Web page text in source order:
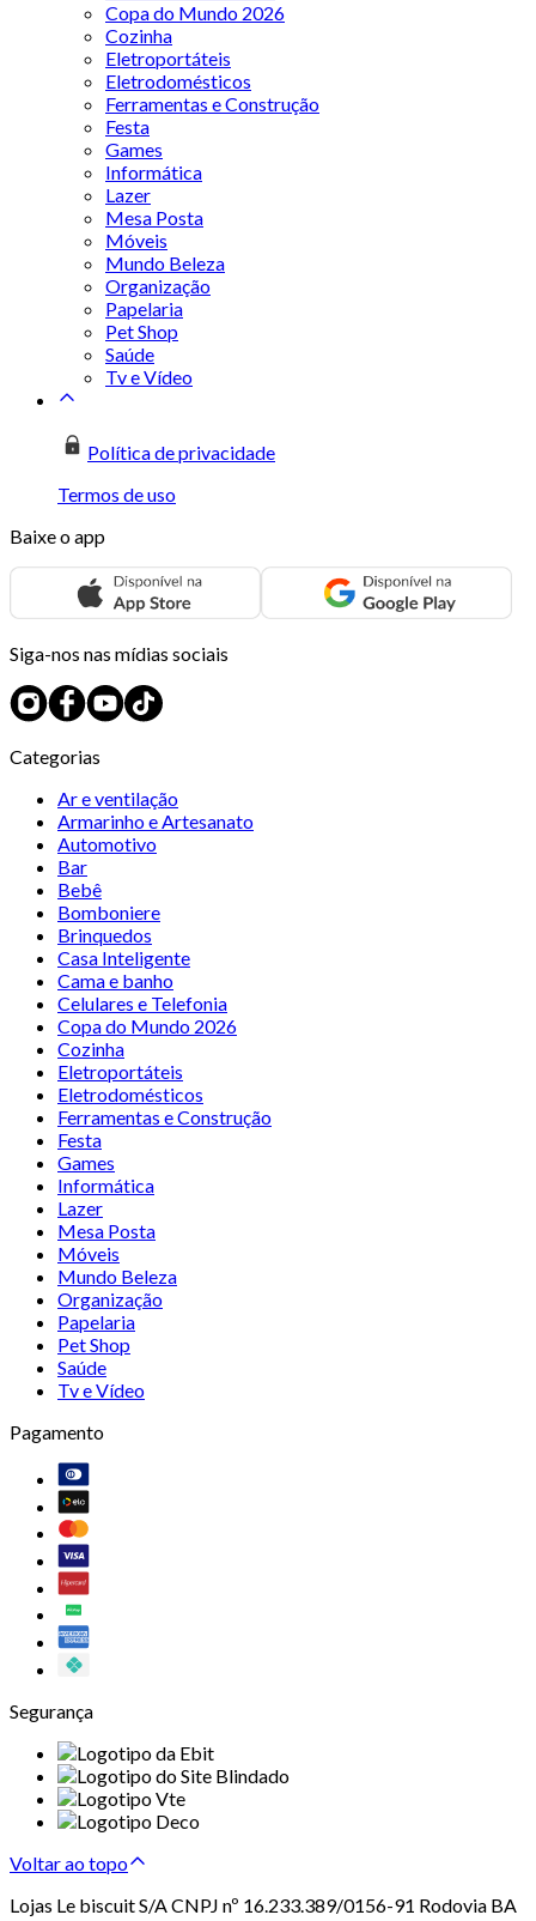
Copa do Mundo 2026
Cozinha
Eletroportáteis
Eletrodomésticos
Ferramentas e Construção
Festa
Games
Informática
Lazer
Mesa Posta
Móveis
Mundo Beleza
Organização
Papelaria
Pet Shop
Saúde
Tv e Vídeo
Política de privacidade
Termos de uso
Baixe o app
Siga-nos nas mídias sociais
Categorias
Ar e ventilação
Armarinho e Artesanato
Automotivo
Bar
Bebê
Bomboniere
Brinquedos
Casa Inteligente
Cama e banho
Celulares e Telefonia
Copa do Mundo 2026
Cozinha
Eletroportáteis
Eletrodomésticos
Ferramentas e Construção
Festa
Games
Informática
Lazer
Mesa Posta
Móveis
Mundo Beleza
Organização
Papelaria
Pet Shop
Saúde
Tv e Vídeo
Pagamento
Segurança
Voltar ao topo
Lojas Le biscuit S/A CNPJ nº 16.233.389/0156-91 Rodovia BA